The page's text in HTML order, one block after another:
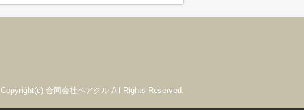
Copyright(c) 合同会社ベアクル All Rights Reserved.